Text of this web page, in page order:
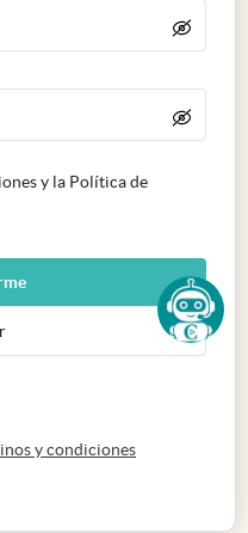
y la Política de
pestaña
y condicionesabre en nueva